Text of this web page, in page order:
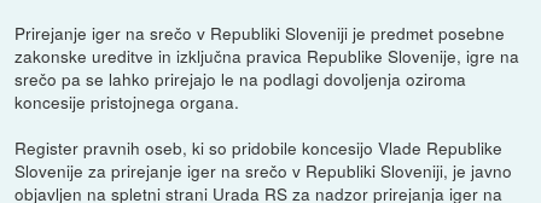
Prirejanje iger na srečo v Republiki Sloveniji je predmet posebne
zakonske ureditve in izključna pravica Republike Slovenije, igre na
srečo pa se lahko prirejajo le na podlagi dovoljenja oziroma
koncesije pristojnega organa.
Register pravnih oseb, ki so pridobile koncesijo Vlade Republike
Slovenije za prirejanje iger na srečo v Republiki Sloveniji, je javno
objavljen na spletni strani Urada RS za nadzor prirejanja iger na